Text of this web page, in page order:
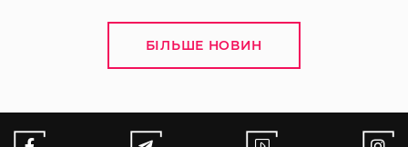
БІЛЬШЕ НОВИН